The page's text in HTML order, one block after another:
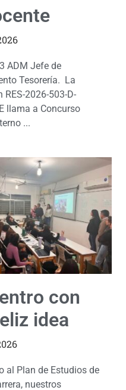
ADM Jefe de
Tesorería. La
RES-2026-503-D-
llama a Concurso
...
con
idea
al Plan de Estudios de
nuestros